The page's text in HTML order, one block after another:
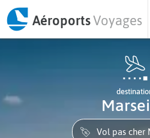
AéroportsVoyages
Vol pas